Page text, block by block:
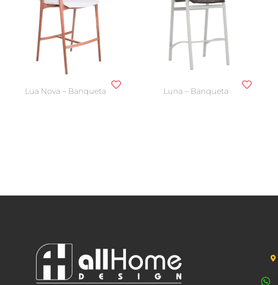
Lua Nova – Banqueta Luna – Banqueta